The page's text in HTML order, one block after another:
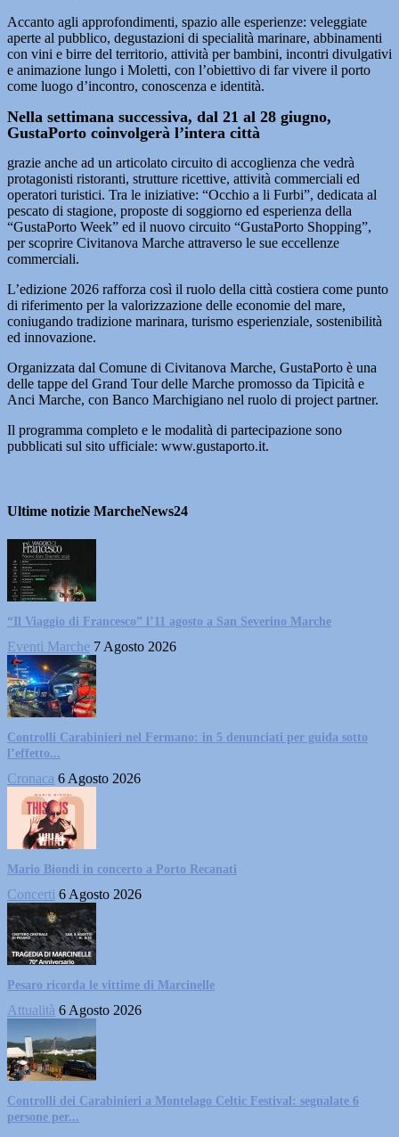
Accanto agli approfondimenti, spazio alle esperienze: veleggiate
aperte al pubblico, degustazioni di specialità marinare, abbinamenti
con vini e birre del territorio, attività per bambini, incontri divulgativi
e animazione lungo i Moletti, con l’obiettivo di far vivere il porto
come luogo d’incontro, conoscenza e identità.
Nella settimana successiva, dal 21 al 28 giugno,
GustaPorto coinvolgerà l’intera città
grazie anche ad un articolato circuito di accoglienza che vedrà
protagonisti ristoranti, strutture ricettive, attività commerciali ed
operatori turistici. Tra le iniziative: “Occhio a li Furbi”, dedicata al
pescato di stagione, proposte di soggiorno ed esperienza della
“GustaPorto Week” ed il nuovo circuito “GustaPorto Shopping”,
per scoprire Civitanova Marche attraverso le sue eccellenze
commerciali.
L’edizione 2026 rafforza così il ruolo della città costiera come punto
di riferimento per la valorizzazione delle economie del mare,
coniugando tradizione marinara, turismo esperienziale, sostenibilità
ed innovazione.
Organizzata dal Comune di Civitanova Marche, GustaPorto è una
delle tappe del Grand Tour delle Marche promosso da Tipicità e
Anci Marche, con Banco Marchigiano nel ruolo di project partner.
Il programma completo e le modalità di partecipazione sono
pubblicati sul sito ufficiale: www.gustaporto.it.
Ultime notizie MarcheNews24
“Il Viaggio di Francesco” l’11 agosto a San Severino Marche
Eventi Marche 7 Agosto 2026
Controlli Carabinieri nel Fermano: in 5 denunciati per guida sotto
l’effetto...
Cronaca 6 Agosto 2026
Mario Biondi in concerto a Porto Recanati
Concerti 6 Agosto 2026
Pesaro ricorda le vittime di Marcinelle
Attualità 6 Agosto 2026
Controlli dei Carabinieri a Montelago Celtic Festival: segnalate 6
persone per...